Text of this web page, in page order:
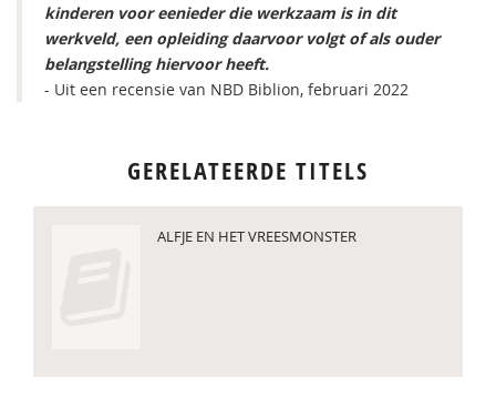
kinderen voor eenieder die werkzaam is in dit
werkveld, een opleiding daarvoor volgt of als ouder
belangstelling hiervoor heeft.
- Uit een recensie van NBD Biblion, februari 2022
GERELATEERDE TITELS
ALFJE EN HET VREESMONSTER